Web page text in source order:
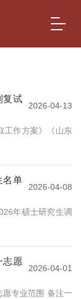
复试
2026-04-13
工作方案》《山东
名单
2026-04-08
年硕士研究生调
志愿
2026-04-01
专业范围 备注一